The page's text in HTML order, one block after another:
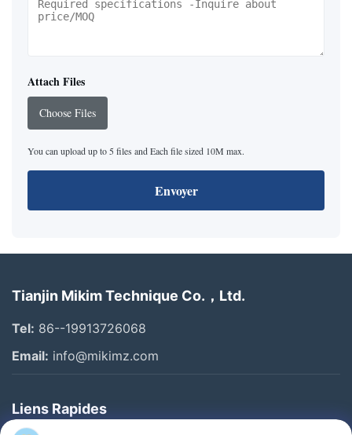
Attach Files
Choose Files
You can upload up to 5 files and Each file sized 10M max.
Envoyer
Tianjin Mikim Technique Co.，Ltd.
Tel: 86--19913726068
Email: info@mikimz.com
Liens Rapides